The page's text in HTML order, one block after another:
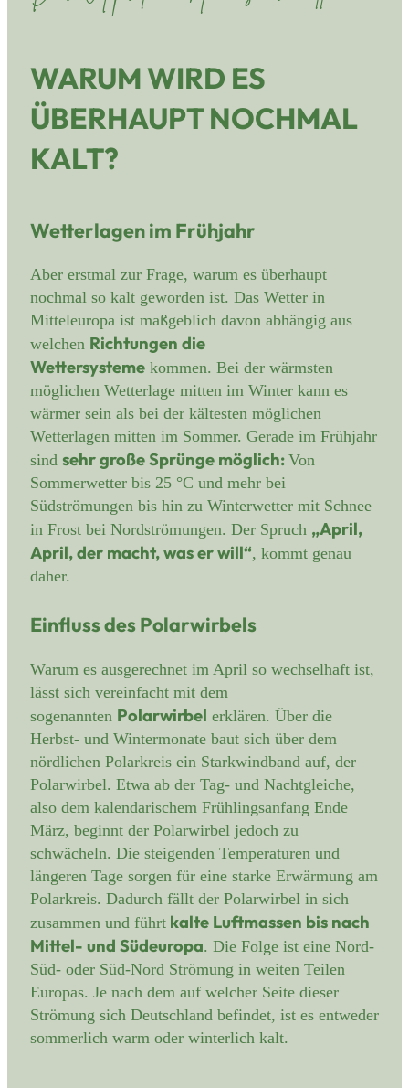
WARUM WIRD ES
ÜBERHAUPT NOCHMAL
KALT?
Wetterlagen im Frühjahr
Aber erstmal zur Frage, warum es überhaupt
nochmal so kalt geworden ist. Das Wetter in
Mitteleuropa ist maßgeblich davon abhängig aus
welchen Richtungen die
Wettersysteme kommen. Bei der wärmsten
möglichen Wetterlage mitten im Winter kann es
wärmer sein als bei der kältesten möglichen
Wetterlagen mitten im Sommer. Gerade im Frühjahr
sind sehr große Sprünge möglich: Von
Sommerwetter bis 25 °C und mehr bei
Südströmungen bis hin zu Winterwetter mit Schnee
in Frost bei Nordströmungen. Der Spruch „April,
April, der macht, was er will“, kommt genau
daher.
Einfluss des Polarwirbels
Warum es ausgerechnet im April so wechselhaft ist,
lässt sich vereinfacht mit dem
sogenannten Polarwirbel erklären. Über die
Herbst- und Wintermonate baut sich über dem
nördlichen Polarkreis ein Starkwindband auf, der
Polarwirbel. Etwa ab der Tag- und Nachtgleiche,
also dem kalendarischem Frühlingsanfang Ende
März, beginnt der Polarwirbel jedoch zu
schwächeln. Die steigenden Temperaturen und
längeren Tage sorgen für eine starke Erwärmung am
Polarkreis. Dadurch fällt der Polarwirbel in sich
zusammen und führt kalte Luftmassen bis nach
Mittel- und Südeuropa. Die Folge ist eine Nord-
Süd- oder Süd-Nord Strömung in weiten Teilen
Europas. Je nach dem auf welcher Seite dieser
Strömung sich Deutschland befindet, ist es entweder
sommerlich warm oder winterlich kalt.